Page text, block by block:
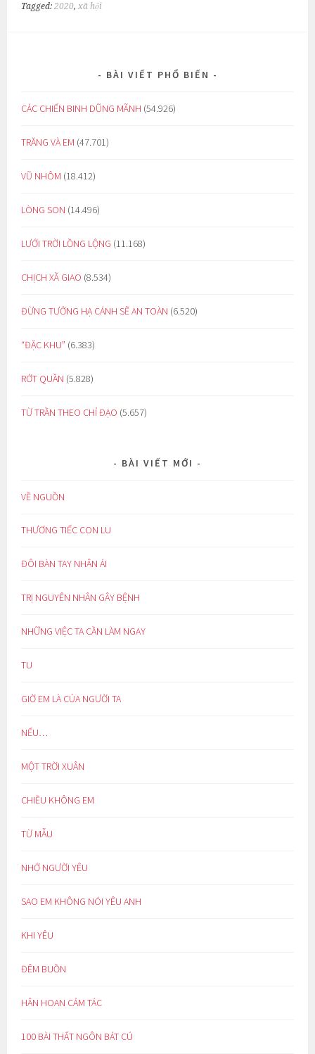
Tagged:2020,xã hội
BÀI VIẾT PHỔ BIẾN
CÁC CHIẾN BINH DŨNG MÃNH (54.926)
TRĂNG VÀ EM (47.701)
VŨ NHÔM (18.412)
LÒNG SON (14.496)
LƯỚI TRỜI LỒNG LỘNG (11.168)
CHỊCH XÃ GIAO (8.534)
ĐỪNG TƯỞNG HẠ CÁNH SẼ AN TOÀN (6.520)
“ĐẶC KHU” (6.383)
RỚT QUẦN (5.828)
TỪ TRẦN THEO CHỈ ĐẠO (5.657)
BÀI VIẾT MỚI
VỀ NGUỒN
THƯƠNG TIẾC CON LU
ĐÔI BÀN TAY NHÂN ÁI
TRỊ NGUYÊN NHÂN GÂY BỆNH
NHỮNG VIỆC TA CẦN LÀM NGAY
TU
GIỜ EM LÀ CỦA NGƯỜI TA
NẾU…
MỘT TRỜI XUÂN
CHIỀU KHÔNG EM
TỪ MẪU
NHỚ NGƯỜI YÊU
SAO EM KHÔNG NÓI YÊU ANH
KHI YÊU
ĐÊM BUỒN
HÂN HOAN CẢM TÁC
100 BÀI THẤT NGÔN BÁT CÚ